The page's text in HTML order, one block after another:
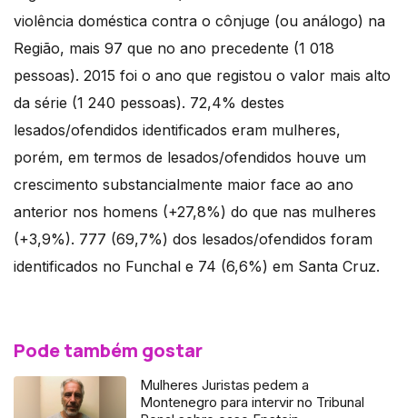
violência doméstica contra o cônjuge (ou análogo) na
Região, mais 97 que no ano precedente (1 018
pessoas). 2015 foi o ano que registou o valor mais alto
da série (1 240 pessoas). 72,4% destes
lesados/ofendidos identificados eram mulheres,
porém, em termos de lesados/ofendidos houve um
crescimento substancialmente maior face ao ano
anterior nos homens (+27,8%) do que nas mulheres
(+3,9%). 777 (69,7%) dos lesados/ofendidos foram
identificados no Funchal e 74 (6,6%) em Santa Cruz.
Pode também gostar
Mulheres Juristas pedem a
Montenegro para intervir no Tribunal